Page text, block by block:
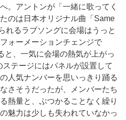
。アントンが「一緒に歌ってく
のは日本オリジナル曲「Same
れるラブソングに会場はうっと
ォーメーションチェンジで
と、一気に会場の熱気が上がっ
テージにはパネルが設置して
人気ナンバーを思いっきり踊る
さそうだったが、メンバーたち
熱量と、ぶつかることなく繰り
魅力は少しも失われていなかっ